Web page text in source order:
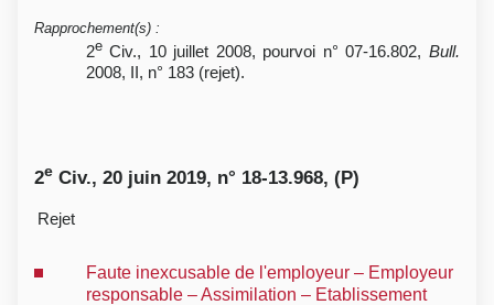
Rapprochement(s) :
2eCiv., 10 juillet 2008, pourvoi n° 07-16.802, Bull.
2008, II, n° 183 (rejet).
2e Civ., 20 juin 2019, n° 18-13.968, (P)
Rejet
Faute inexcusable de l'employeur – Employeur
responsable – Assimilation – Etablissement